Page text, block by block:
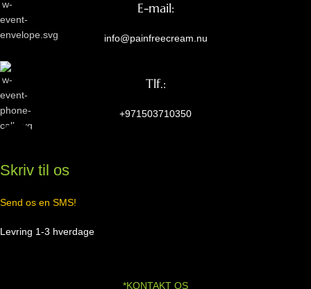
E-mail:
info@painfreecream.nu
Tlf.:
+971503710350
Skriv til os
Send os en SMS!
Levring 1-3 hverdage
*KONTAKT OS